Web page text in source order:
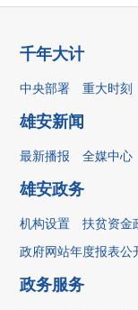
千年大计
中央部署 重大时刻
雄安新闻
最新播报 全媒中心
雄安政务
机构设置 扶贫资金
政府网站年度报表公
政务服务